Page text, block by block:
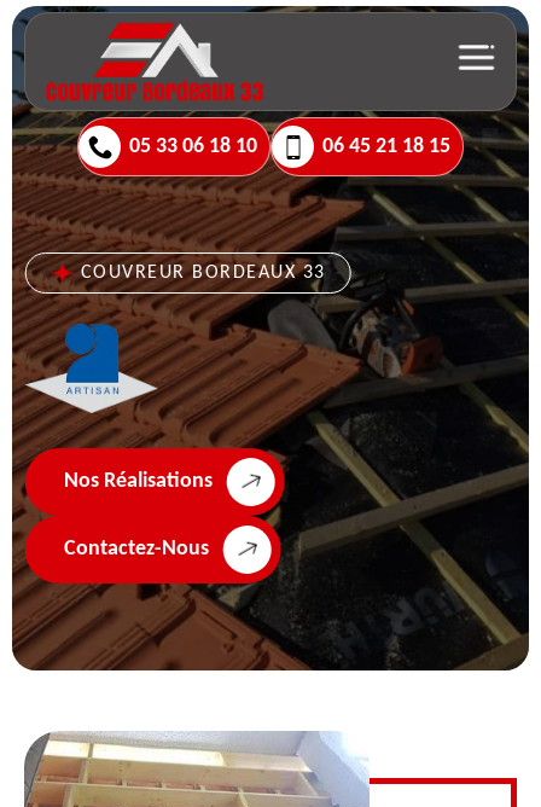
05 33 06 18 10 06 45 21 18 15
COUVREUR BORDEAUX 33
Nos Réalisations
Contactez-Nous